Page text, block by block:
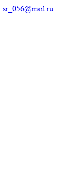
sr_056@mail.ru